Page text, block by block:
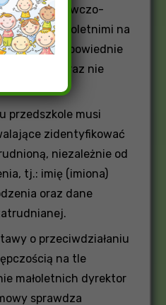
wychowawczo-
z małoletnimi na
odpowiednie
z dziećmi oraz nie
przedszkole musi
zidentyfikować
niezależnie od
tj.: imię (imiona)
oraz dane
o przeciwdziałaniu
na tle
małoletnich dyrektor
sprawdza